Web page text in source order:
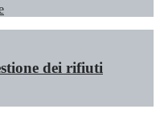
dei rifiuti